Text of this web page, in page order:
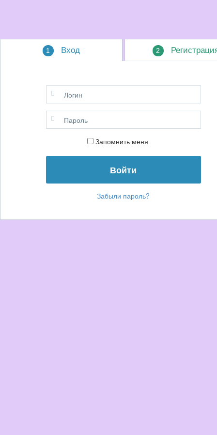
1 Вход 2
Запомнить меня
Забыли пароль?